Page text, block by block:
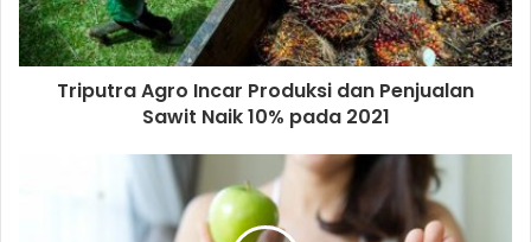
nyaman,” tuturnya.
Manager Visitor Information and Customer Service Kebun
Raya Bogor, Ratih Armitha Mufti mengaku, jumlah
pengunjung yang datang jelang bulan puasa mengalami
peningkatan. Ratih menuturkan, kebanyakan pengunjung
datang untuk menggelar tradisi cucurak.
Triputra Agro Incar Produksi dan Penjualan
Sawit Naik 10% pada 2021